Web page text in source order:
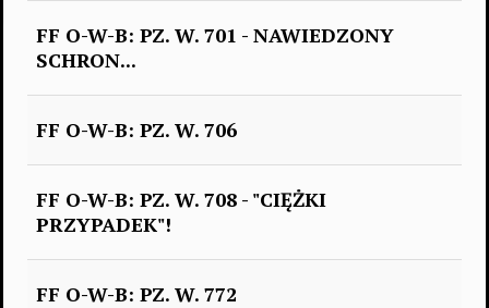
FF O-W-B: PZ. W. 701 - NAWIEDZONY
SCHRON...
FF O-W-B: PZ. W. 706
FF O-W-B: PZ. W. 708 - "CIĘŻKI
PRZYPADEK"!
FF O-W-B: PZ. W. 772